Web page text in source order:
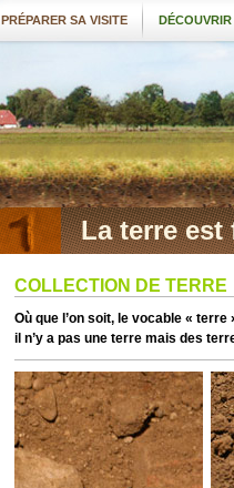
PRÉPARER SA VISITE
La terre est
COLLECTION DE TERRE
Où que l’on soit, le vocable «
il n’y a pas une terre mais des